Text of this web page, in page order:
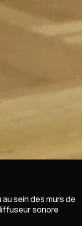
sein des murs de
sonore